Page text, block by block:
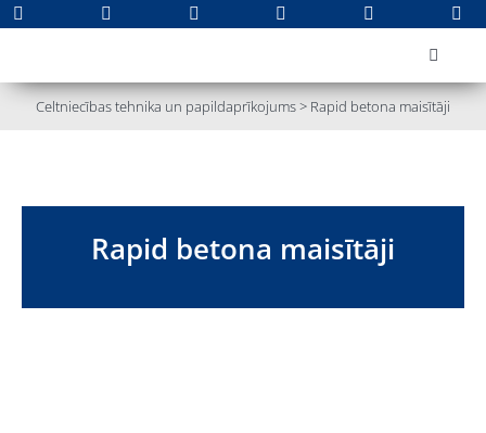
Skip
Toggle
PAR
Apkope
Celtniecības tehnika un papildaprīkojums> Rapid betona maisītāji
Rapid betona maisītāji